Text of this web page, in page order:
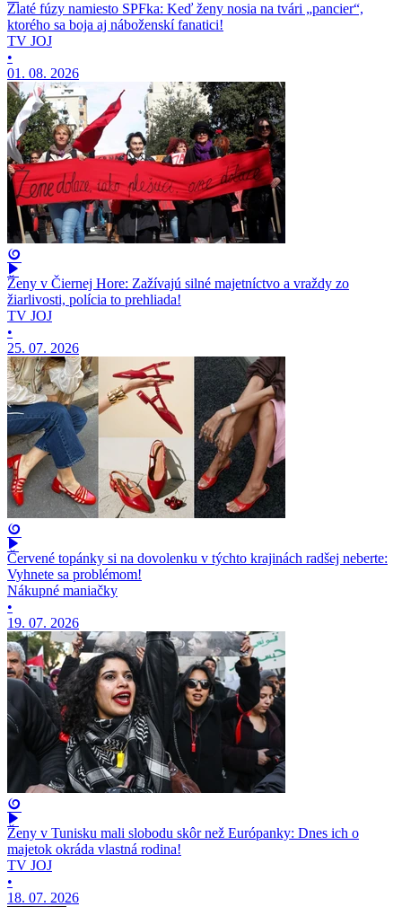
Zlaté fúzy namiesto SPFka: Keď ženy nosia na tvári „pancier“,
ktorého sa boja aj náboženskí fanatici!
TV JOJ
•
01. 08. 2026
Ženy v Čiernej Hore: Zažívajú silné majetníctvo a vraždy zo
žiarlivosti, polícia to prehliada!
TV JOJ
•
25. 07. 2026
Červené topánky si na dovolenku v týchto krajinách radšej neberte:
Vyhnete sa problémom!
Nákupné maniačky
•
19. 07. 2026
Ženy v Tunisku mali slobodu skôr než Európanky: Dnes ich o
majetok okráda vlastná rodina!
TV JOJ
•
18. 07. 2026